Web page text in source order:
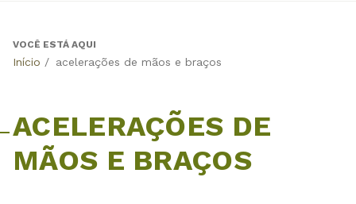
Back
VOCÊ ESTÁ AQUI
Início / acelerações de mãos e braços
ACELERAÇÕES DE
MÃOS E BRAÇOS